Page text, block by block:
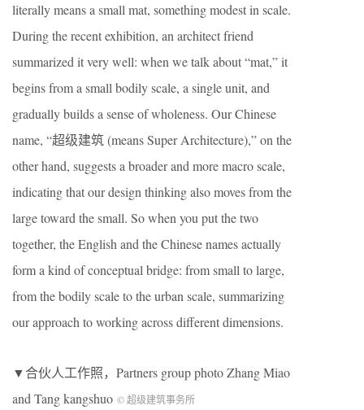
literally means a small mat, something modest in scale.
During the recent exhibition, an architect friend
summarized it very well: when we talk about “mat,” it
begins from a small bodily scale, a single unit, and
gradually builds a sense of wholeness. Our Chinese
name, “超级建筑 (means Super Architecture),” on the
other hand, suggests a broader and more macro scale,
indicating that our design thinking also moves from the
large toward the small. So when you put the two
together, the English and the Chinese names actually
form a kind of conceptual bridge: from small to large,
from the bodily scale to the urban scale, summarizing
our approach to working across different dimensions.
▼合伙人工作照，Partners group photo Zhang Miao
and Tang kangshuo © 超级建筑事务所